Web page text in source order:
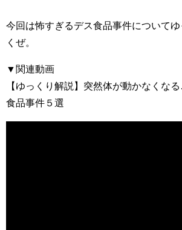
今回は怖すぎるデス食品事件について
くぜ。
▼関連動画
【ゆっくり解説】突然体が動かなくな
食品事件５選